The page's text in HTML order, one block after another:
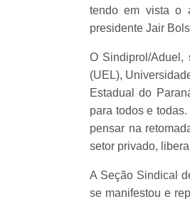
tendo em vista o
presidente Jair
O Sindiprol/Aduel,
(UEL),
Estadual do
para todos e
pensar na
setor privado,
A Seção Sindical
se manifestou e